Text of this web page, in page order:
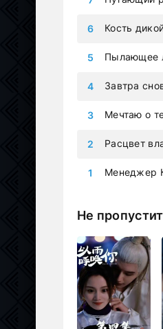
Менеджер
Расцвет
Мечтаю о
Завтра
Пылающее
Кость
Не